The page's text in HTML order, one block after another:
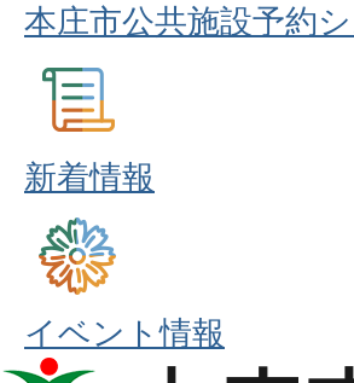
本庄市公共施設予約
新着情報
イベント情報